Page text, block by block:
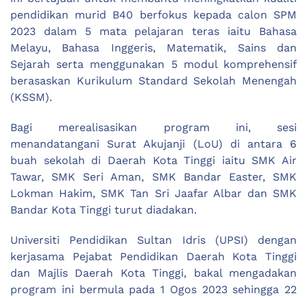
pendidikan murid B40 berfokus kepada calon SPM
2023 dalam 5 mata pelajaran teras iaitu Bahasa
Melayu, Bahasa Inggeris, Matematik, Sains dan
Sejarah serta menggunakan 5 modul komprehensif
berasaskan Kurikulum Standard Sekolah Menengah
(KSSM).
Bagi merealisasikan program ini, sesi
menandatangani Surat Akujanji (LoU) di antara 6
buah sekolah di Daerah Kota Tinggi iaitu SMK Air
Tawar, SMK Seri Aman, SMK Bandar Easter, SMK
Lokman Hakim, SMK Tan Sri Jaafar Albar dan SMK
Bandar Kota Tinggi turut diadakan.
Universiti Pendidikan Sultan Idris (UPSI) dengan
kerjasama Pejabat Pendidikan Daerah Kota Tinggi
dan Majlis Daerah Kota Tinggi, bakal mengadakan
program ini bermula pada 1 Ogos 2023 sehingga 22